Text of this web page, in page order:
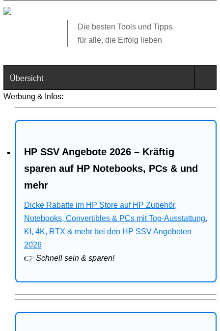
Die besten Tools und Tipps
für alle, die Erfolg lieben
Übersicht
Web
Business
Angebote
Bitdefender
Ratgeber
Werbung & Infos:
HP SSV Angebote 2026 – Kräftig
sparen auf HP Notebooks, PCs & und
mehr
Dicke Rabatte im HP Store auf HP Zubehör,
Notebooks, Convertibles & PCs mit Top-Ausstattung.
KI, 4K, RTX & mehr bei den HP SSV Angeboten
2026
👉 Schnell sein & sparen!